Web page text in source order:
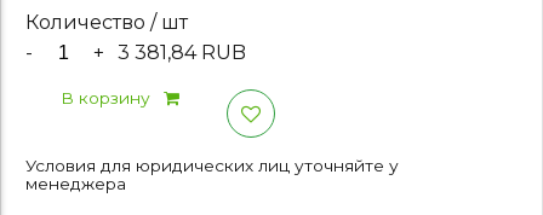
Количество / шт
-
+ 3 381,84 RUB
В корзину
Условия для юридических лиц уточняйте у
менеджера